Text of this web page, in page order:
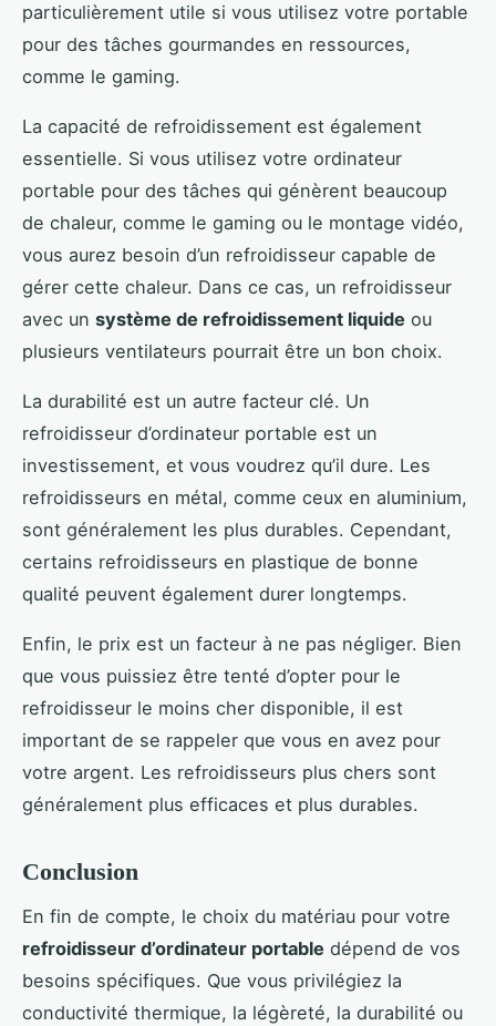
particulièrement utile si vous utilisez votre portable
pour des tâches gourmandes en ressources,
comme le gaming.
La capacité de refroidissement est également
essentielle. Si vous utilisez votre ordinateur
portable pour des tâches qui génèrent beaucoup
de chaleur, comme le gaming ou le montage vidéo,
vous aurez besoin d’un refroidisseur capable de
gérer cette chaleur. Dans ce cas, un refroidisseur
avec un système de refroidissement liquide ou
plusieurs ventilateurs pourrait être un bon choix.
La durabilité est un autre facteur clé. Un
refroidisseur d’ordinateur portable est un
investissement, et vous voudrez qu’il dure. Les
refroidisseurs en métal, comme ceux en aluminium,
sont généralement les plus durables. Cependant,
certains refroidisseurs en plastique de bonne
qualité peuvent également durer longtemps.
Enfin, le prix est un facteur à ne pas négliger. Bien
que vous puissiez être tenté d’opter pour le
refroidisseur le moins cher disponible, il est
important de se rappeler que vous en avez pour
votre argent. Les refroidisseurs plus chers sont
généralement plus efficaces et plus durables.
Conclusion
En fin de compte, le choix du matériau pour votre
refroidisseur d’ordinateur portable dépend de vos
besoins spécifiques. Que vous privilégiez la
conductivité thermique, la légèreté, la durabilité ou